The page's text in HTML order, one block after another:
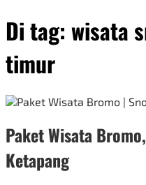
Di tag: wisata
timur
Paket Wisata
Ketapang